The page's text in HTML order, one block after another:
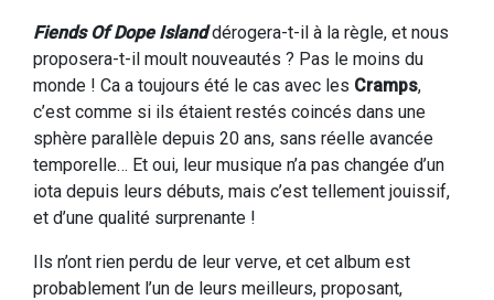
Fiends Of Dope Islanddérogera-t-il à la règle, et nous
proposera-t-il moult nouveautés ? Pas le moins du
monde ! Ca a toujours été le cas avec les Cramps,
c’est comme si ils étaient restés coincés dans une
sphère parallèle depuis 20 ans, sans réelle avancée
temporelle… Et oui, leur musique n’a pas changée d’un
iota depuis leurs débuts, mais c’est tellement jouissif,
et d’une qualité surprenante !
Ils n’ont rien perdu de leur verve, et cet album est
probablement l’un de leurs meilleurs, proposant,